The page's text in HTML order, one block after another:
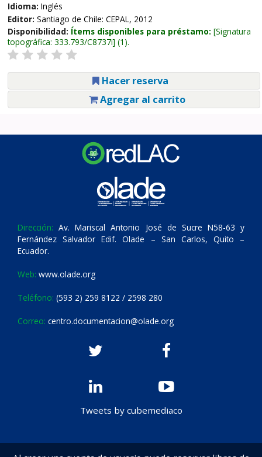
Idioma: Inglés
Editor: Santiago de Chile: CEPAL, 2012
Disponibilidad: Ítems disponibles para préstamo: Signatura
topográfica: 333.793/C8737i (1).
Hacer reserva
Agregar al carrito
Dirección: Av. Mariscal Antonio José de Sucre N58-63 y
Fernández Salvador Edif. Olade – San Carlos, Quito –
Ecuador.
Web: www.olade.org
Teléfono: (593 2) 259 8122 / 2598 280
Correo: centro.documentacion@olade.org
Tweets by cubemediaco